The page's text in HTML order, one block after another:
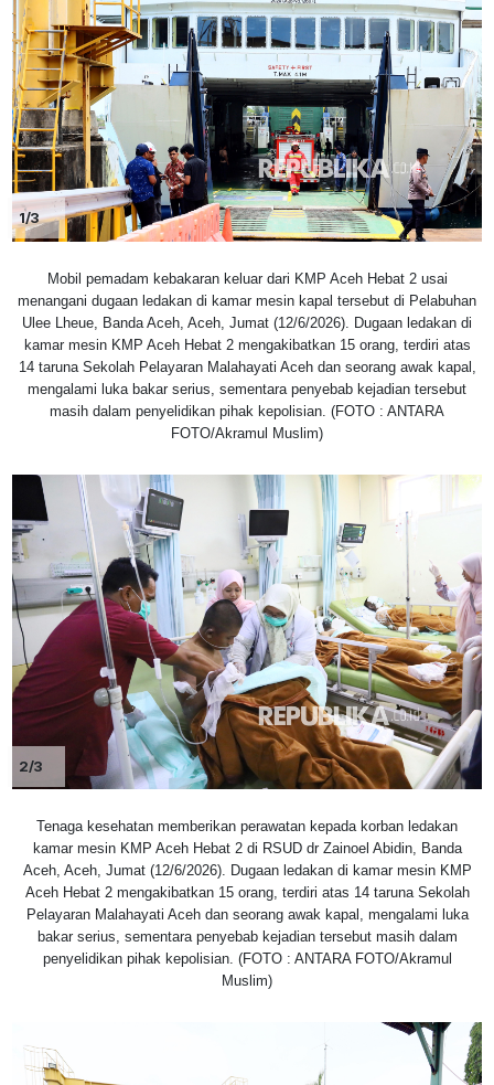
1/3
Mobil pemadam kebakaran keluar dari KMP Aceh Hebat 2 usai
menangani dugaan ledakan di kamar mesin kapal tersebut di Pelabuhan
Ulee Lheue, Banda Aceh, Aceh, Jumat (12/6/2026). Dugaan ledakan di
kamar mesin KMP Aceh Hebat 2 mengakibatkan 15 orang, terdiri atas
14 taruna Sekolah Pelayaran Malahayati Aceh dan seorang awak kapal,
mengalami luka bakar serius, sementara penyebab kejadian tersebut
masih dalam penyelidikan pihak kepolisian. (FOTO : ANTARA
FOTO/Akramul Muslim)
2/3
Tenaga kesehatan memberikan perawatan kepada korban ledakan
kamar mesin KMP Aceh Hebat 2 di RSUD dr Zainoel Abidin, Banda
Aceh, Aceh, Jumat (12/6/2026). Dugaan ledakan di kamar mesin KMP
Aceh Hebat 2 mengakibatkan 15 orang, terdiri atas 14 taruna Sekolah
Pelayaran Malahayati Aceh dan seorang awak kapal, mengalami luka
bakar serius, sementara penyebab kejadian tersebut masih dalam
penyelidikan pihak kepolisian. (FOTO : ANTARA FOTO/Akramul
Muslim)